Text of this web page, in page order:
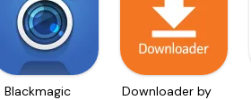
Blackmagic
Downloader by